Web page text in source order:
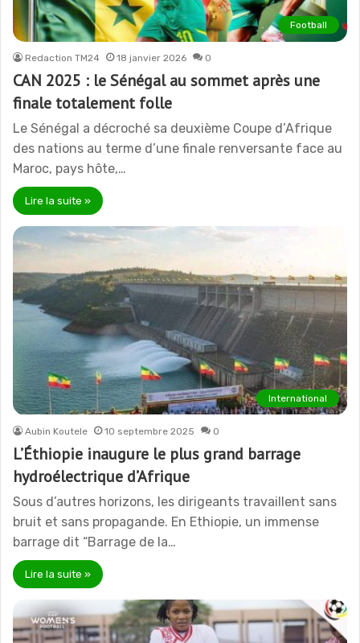
Football
Redaction TM24 18 janvier 2026 0
CAN 2025 : le Sénégal au sommet après une
finale totalement folle
Le Sénégal a décroché sa deuxième Coupe d’Afrique
des nations au terme d’une finale renversante face au
Maroc, pays hôte,…
Lire la suite »
International
Aubin Koutele 10 septembre 2025 0
L’Éthiopie inaugure le plus grand barrage
hydroélectrique d’Afrique
Sous d’autres horizons, les dirigeants travaillent sans
bruit et sans propagande. En Ethiopie, un immense
barrage dit “Barrage de la…
Lire la suite »